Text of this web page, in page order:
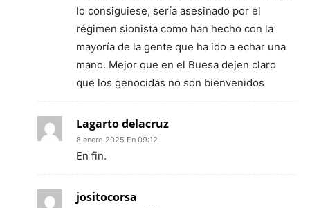
lo consiguiese, sería asesinado por el
régimen sionista como han hecho con la
mayoría de la gente que ha ido a echar una
mano. Mejor que en el Buesa dejen claro
que los genocidas no son bienvenidos
Lagarto delacruz
8 enero 2025 En 09:12
En fin.
jositocorsa